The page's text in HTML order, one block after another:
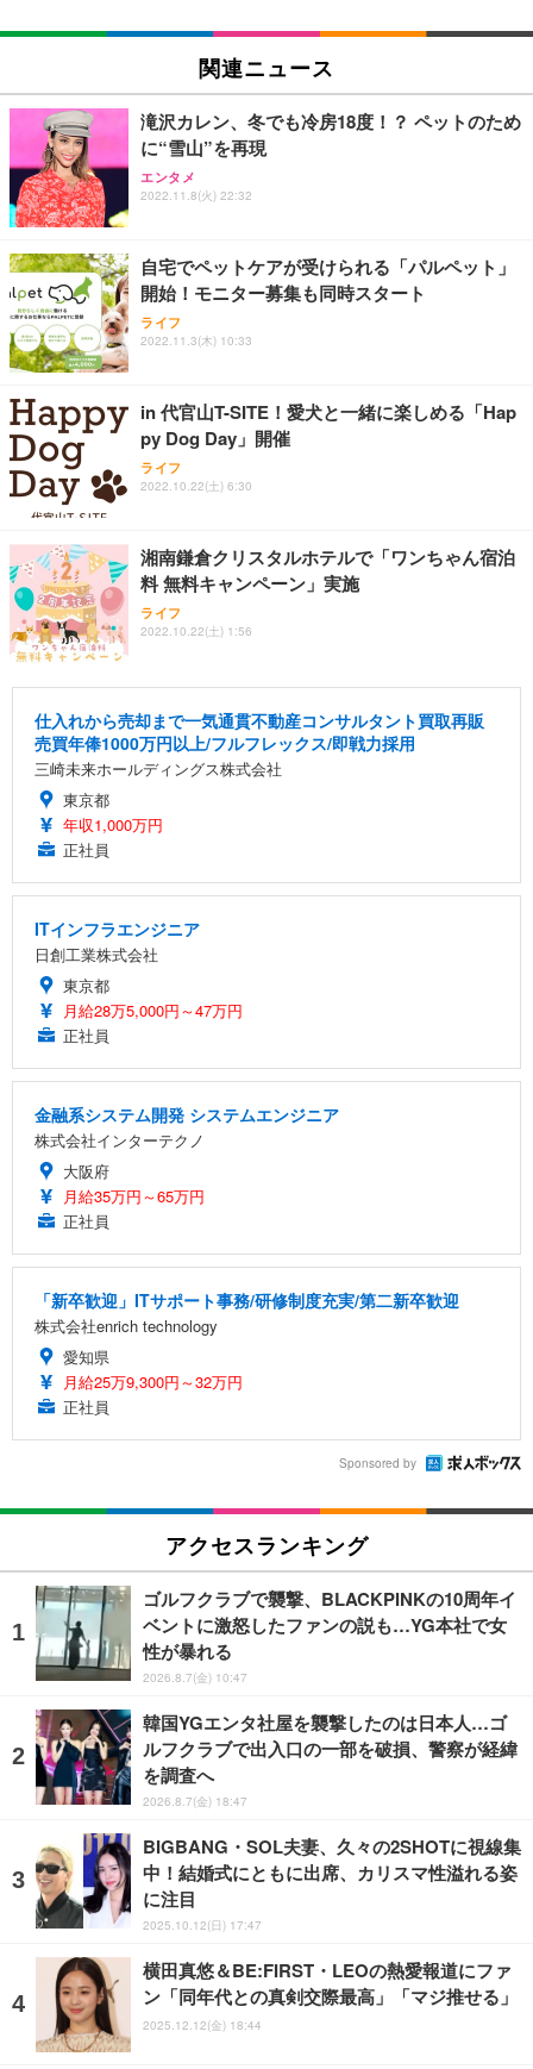
関連ニュース
滝沢カレン、冬でも冷房18度！？ ペットのため
に“雪山”を再現
エンタメ
2022.11.8(火) 22:32
自宅でペットケアが受けられる「パルペット」
開始！モニター募集も同時スタート
ライフ
2022.11.3(木) 10:33
in 代官山T-SITE！愛犬と一緒に楽しめる「Hap
py Dog Day」開催
ライフ
2022.10.22(土) 6:30
湘南鎌倉クリスタルホテルで「ワンちゃん宿泊
料 無料キャンペーン」実施
ライフ
2022.10.22(土) 1:56
仕入れから売却まで一気通貫不動産コンサルタント買取再販
売買年俸1000万円以上/フルフレックス/即戦力採用
三崎未来ホールディングス株式会社
東京都
年収1,000万円
正社員
ITインフラエンジニア
日創工業株式会社
東京都
月給28万5,000円～47万円
正社員
金融系システム開発 システムエンジニア
株式会社インターテクノ
大阪府
月給35万円～65万円
正社員
「新卒歓迎」ITサポート事務/研修制度充実/第二新卒歓迎
株式会社enrich technology
愛知県
月給25万9,300円～32万円
正社員
Sponsored by
アクセスランキング
ゴルフクラブで襲撃、BLACKPINKの10周年イ
ベントに激怒したファンの説も…YG本社で女
性が暴れる
2026.8.7(金) 10:47
韓国YGエンタ社屋を襲撃したのは日本人…ゴ
ルフクラブで出入口の一部を破損、警察が経緯
を調査へ
2026.8.7(金) 18:47
BIGBANG・SOL夫妻、久々の2SHOTに視線集
中！結婚式にともに出席、カリスマ性溢れる姿
に注目
2025.10.12(日) 17:47
横田真悠＆BE:FIRST・LEOの熱愛報道にファ
ン「同年代との真剣交際最高」「マジ推せる」
2025.12.12(金) 18:44